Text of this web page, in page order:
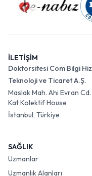
İLETİŞİM
Doktorsitesi Com Bilgi
Teknoloji ve Ticaret A.Ş.
Maslak Mah. Ahi Evran
Kat Kolektif House
İstanbul, Türkiye
SAĞLIK
Uzmanlar
Uzmanlık Alanları